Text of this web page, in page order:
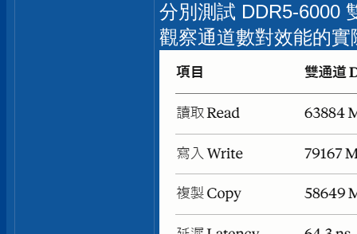
分別測試 DDR5-6000
觀察通道數對效能的實